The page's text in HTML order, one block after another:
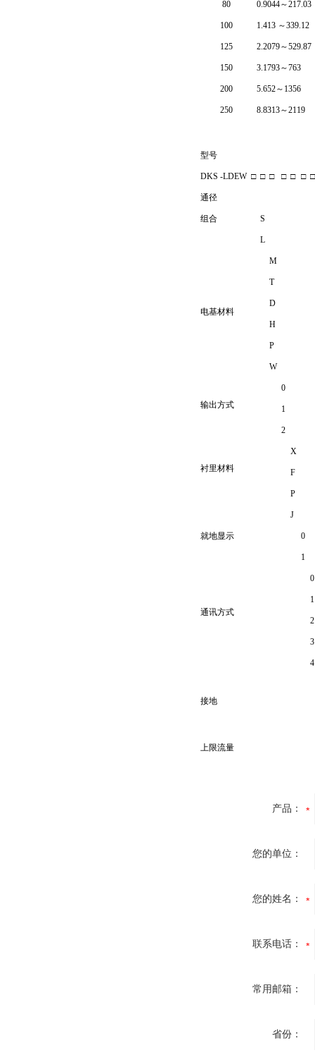
80 0.9044～217.03
100 1.413 ～339.12
125 2.2079～529.87
150 3.1793～763
200 5.652～1356
250 8.8313～2119
型号
DKS -LDEW □ □ □ □ □ □ □
通径
组合 S
L
电基材料
M
T
D
H
P
W
输出方式
0
1
2
衬里材料
X
F
P
J
就地显示 0
1
通讯方式
0
1
2
3
4
接地
上限流量
产品：
您的单位：
您的姓名：
联系电话：
常用邮箱：
省份：